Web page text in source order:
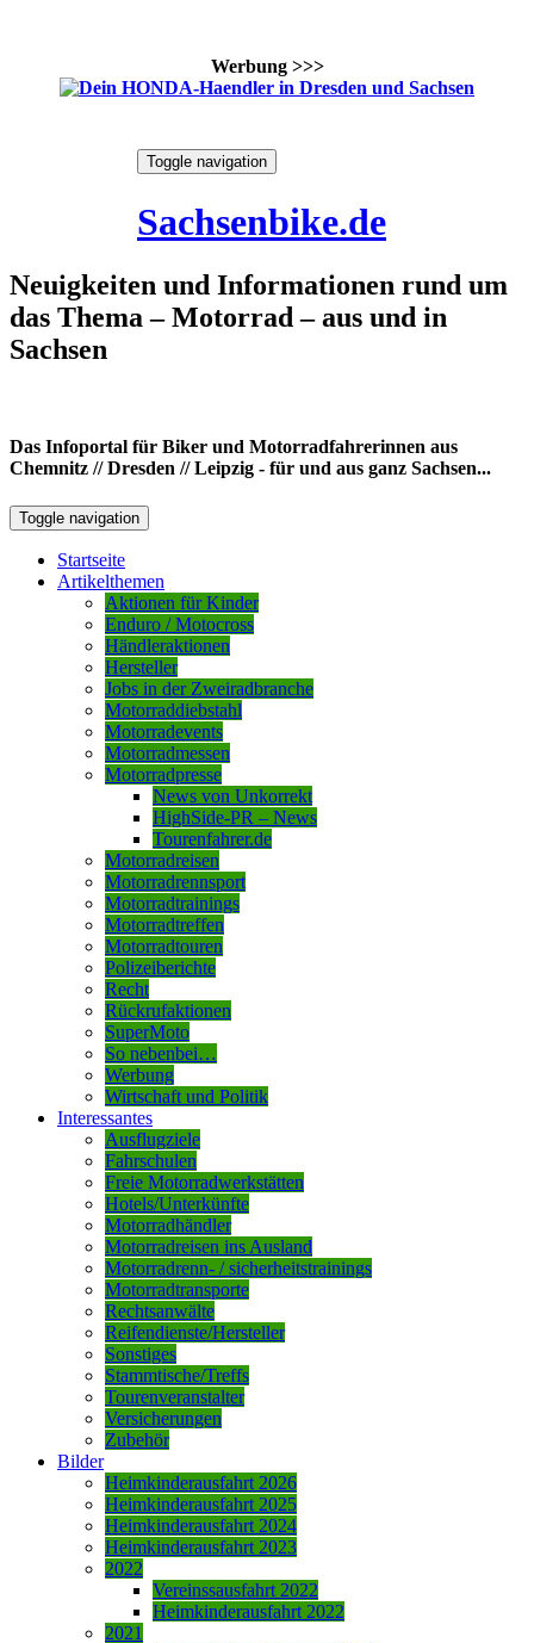
Werbung >>>
Toggle navigation
Sachsenbike.de
Neuigkeiten und Informationen rund um
das Thema – Motorrad – aus und in
Sachsen
Das Infoportal für Biker und Motorradfahrerinnen aus
Chemnitz // Dresden // Leipzig - für und aus ganz Sachsen...
Toggle navigation
Startseite
Artikelthemen
Aktionen für Kinder
Enduro / Motocross
Händleraktionen
Hersteller
Jobs in der Zweiradbranche
Motorraddiebstahl
Motorradevents
Motorradmessen
Motorradpresse
News von Unkorrekt
HighSide-PR – News
Tourenfahrer.de
Motorradreisen
Motorradrennsport
Motorradtrainings
Motorradtreffen
Motorradtouren
Polizeiberichte
Recht
Rückrufaktionen
SuperMoto
So nebenbei…
Werbung
Wirtschaft und Politik
Interessantes
Ausflugziele
Fahrschulen
Freie Motorradwerkstätten
Hotels/Unterkünfte
Motorradhändler
Motorradreisen ins Ausland
Motorradrenn- / sicherheitstrainings
Motorradtransporte
Rechtsanwälte
Reifendienste/Hersteller
Sonstiges
Stammtische/Treffs
Tourenveranstalter
Versicherungen
Zubehör
Bilder
Heimkinderausfahrt 2026
Heimkinderausfahrt 2025
Heimkinderausfahrt 2024
Heimkinderausfahrt 2023
2022
Vereinssausfahrt 2022
Heimkinderausfahrt 2022
2021